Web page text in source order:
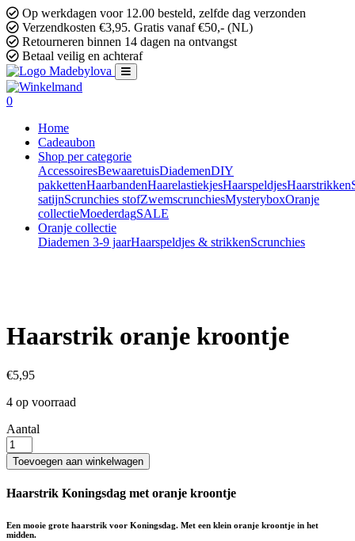
Op werkdagen voor 12.00 besteld, zelfde dag verzonden
Verzendkosten €3,95. Gratis vanaf €50,- (NL)
Retourneren binnen 14 dagen na ontvangst
Betaal veilig en achteraf
0
Home
Cadeaubon
Shop per categorie
AccessoiresBewaaretuisDiademenDIY
pakkettenHaarbandenHaarelastiekjesHaarspeldjesHaarstrikken
satijnScrunchies stofZwemscrunchiesMysteryboxOranje
collectieMoederdagSALE
Oranje collectie
Diademen 3-9 jaarHaarspeldjes & strikkenScrunchies
Haarstrik oranje kroontje
€5,95
4 op voorraad
Aantal
Haarstrik
oranje
kroontje
Toevoegen aan winkelwagen
Haarstrik Koningsdag met oranje kroontje
Een mooie grote haarstrik voor Koningsdag. Met een klein oranje kroontje in het
midden.